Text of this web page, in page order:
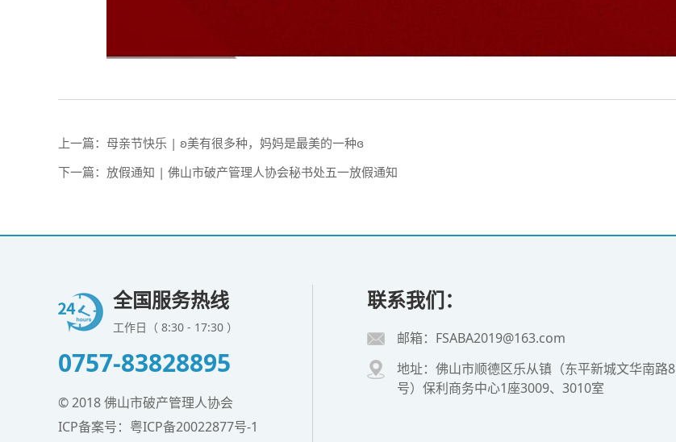
上一篇： 母亲节快乐 | ʚ美有很多种，妈妈是最美的一种ɞ
下一篇： 放假通知 | 佛山市破产管理人协会秘书处五一放假通知
全国服务热线
工作日（ 8:30 - 17:30 ）
0757-83828895
© 2018 佛山市破产管理人协会
ICP备案号： 粤ICP备20022877号-1
联系我们：
邮箱：FSABA2019@163.com
地址：佛山市顺德区乐从镇（东平新城文华南路8
号）保利商务中心1座3009、3010室